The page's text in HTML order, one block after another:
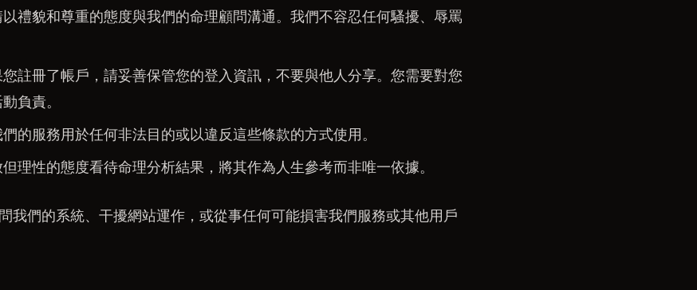
禮貌和尊重的態度與我們的命理顧問溝通。我們不容忍任何騷擾、辱罵
註冊了帳戶，請妥善保管您的登入資訊，不要與他人分享。您需要對您
負責。
的服務用於任何非法目的或以違反這些條款的方式使用。
理性的態度看待命理分析結果，將其作為人生參考而非唯一依據。
我們的系統、干擾網站運作，或從事任何可能損害我們服務或其他用戶